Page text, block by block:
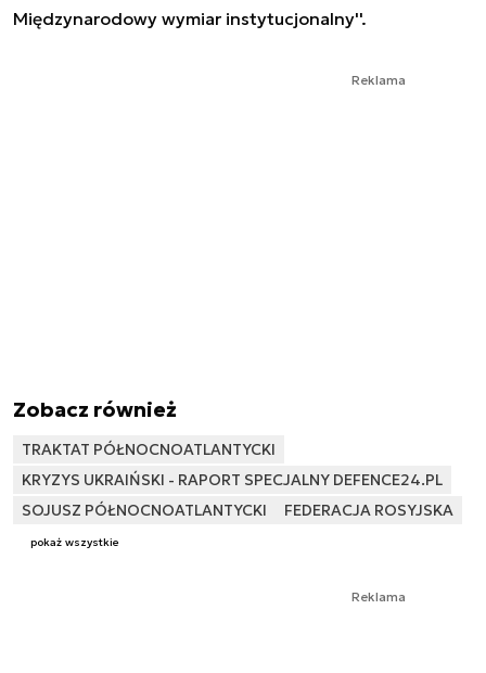
Międzynarodowy wymiar instytucjonalny''.
Reklama
Zobacz również
TRAKTAT PÓŁNOCNOATLANTYCKI
KRYZYS UKRAIŃSKI - RAPORT SPECJALNY DEFENCE24.PL
SOJUSZ PÓŁNOCNOATLANTYCKI
FEDERACJA ROSYJSKA
pokaż wszystkie
Reklama